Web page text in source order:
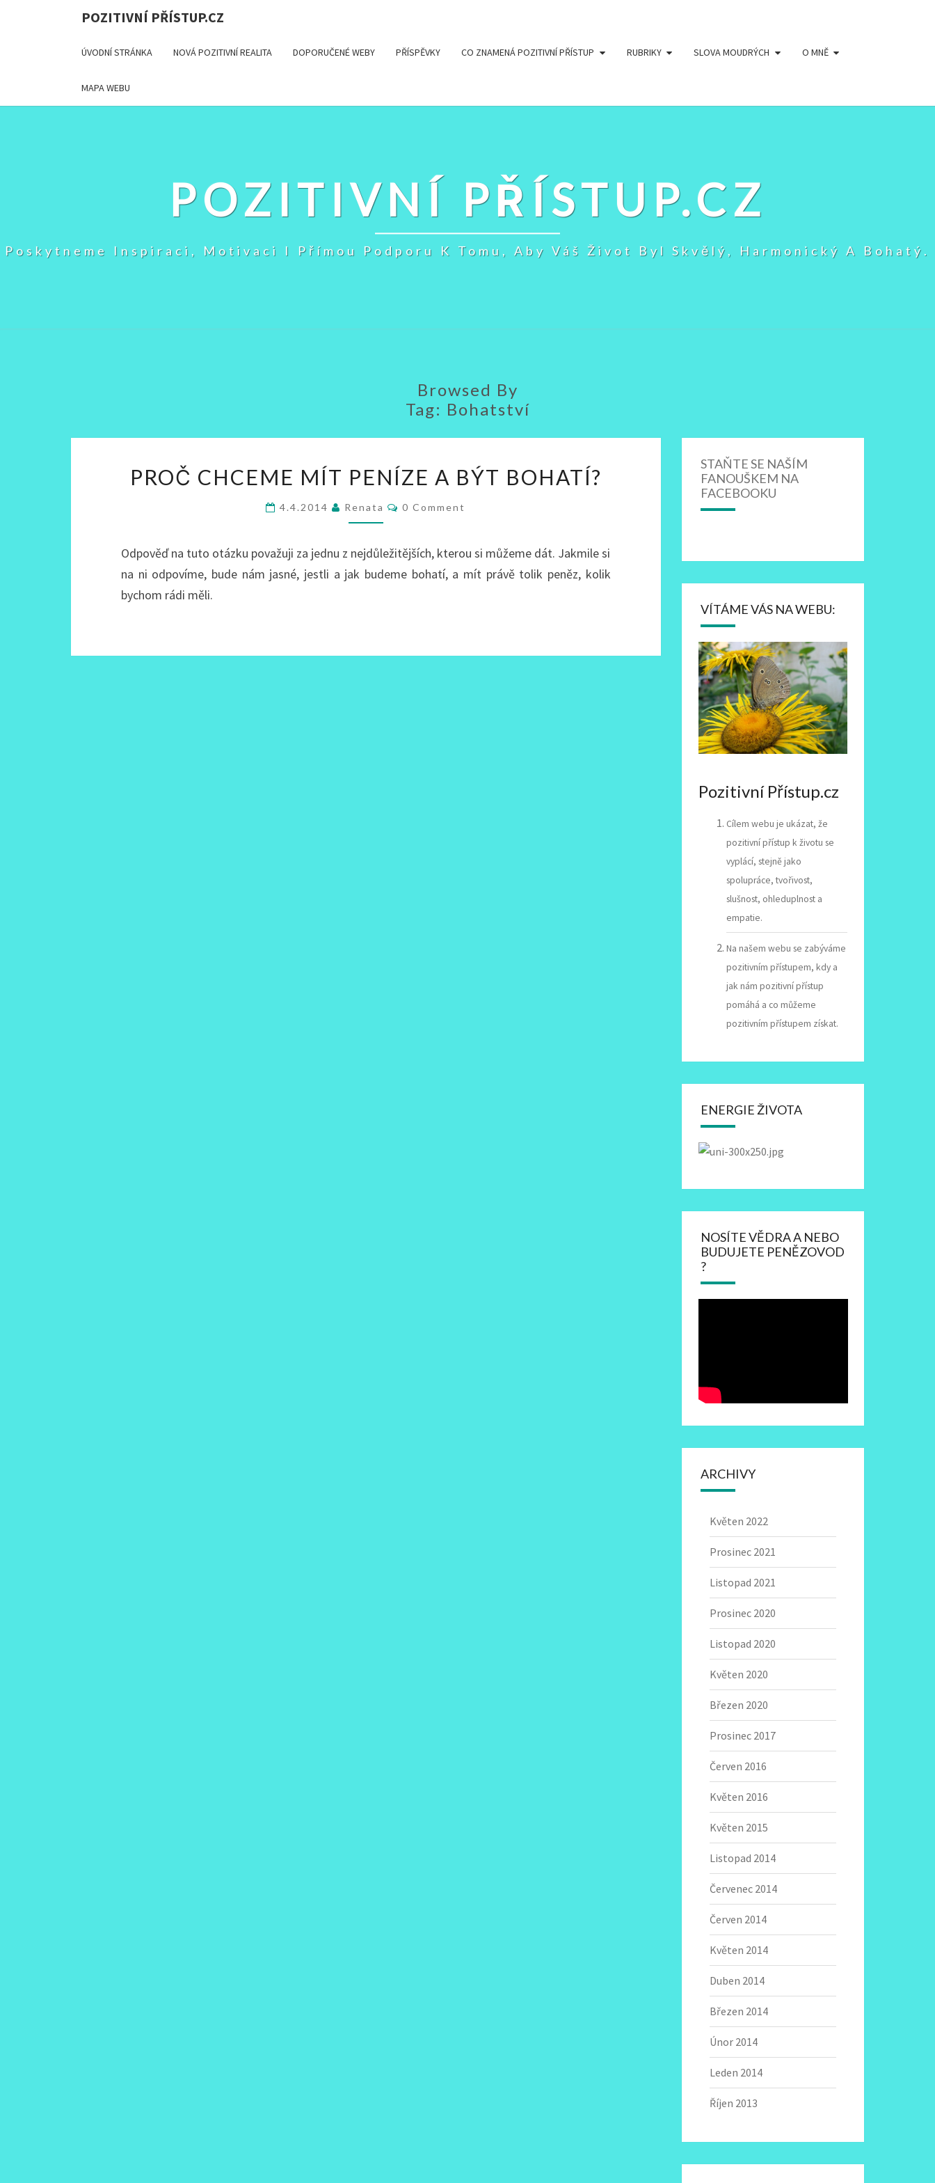
POZITIVNÍ PŘÍSTUP.CZ
ÚVODNÍ STRÁNKA NOVÁ POZITIVNÍ REALITA DOPORUČENÉ WEBY PŘÍSPĚVKY CO ZNAMENÁ POZITIVNÍ PŘÍSTUP RUBRIKY SLOVA MOUDRÝCH O MNĚ
MAPA WEBU
POZITIVNÍ PŘÍSTUP.CZ
Poskytneme Inspiraci, Motivaci I Přímou Podporu K Tomu, Aby Váš Život Byl Skvělý, Harmonický A Bohatý.
Browsed By
Tag: Bohatství
CHCEME
MÍT
PENÍZE
BÝT
PROČ CHCEME MÍT PENÍZE A BÝT BOHATÍ?
4.4.2014 Renata Comments
0 Comment
Odpověď na tuto otázku považuji za jednu z nejdůležitějších, kterou si můžeme dát. Jakmile si
na ni odpovíme, bude nám jasné, jestli a jak budeme bohatí, a mít právě tolik peněz, kolik
bychom rádi měli.
STAŇTE SE NAŠÍM
FANOUŠKEM NA
FACEBOOKU
VÍTÁME VÁS NA WEBU:
Pozitivní Přístup.cz
Cílem webu je ukázat, že
pozitivní přístup k životu se
vyplácí, stejně jako
spolupráce, tvořivost,
slušnost, ohleduplnost a
empatie.
Na našem webu se zabýváme
pozitivním přístupem, kdy a
jak nám pozitivní přístup
pomáhá a co můžeme
pozitivním přístupem získat.
ENERGIE ŽIVOTA
NOSÍTE VĚDRA A NEBO
BUDUJETE PENĚZOVOD
?
ARCHIVY
Květen 2022
Prosinec 2021
Listopad 2021
Prosinec 2020
Listopad 2020
Květen 2020
Březen 2020
Prosinec 2017
Červen 2016
Květen 2016
Květen 2015
Listopad 2014
Červenec 2014
Červen 2014
Květen 2014
Duben 2014
Březen 2014
Únor 2014
Leden 2014
Říjen 2013